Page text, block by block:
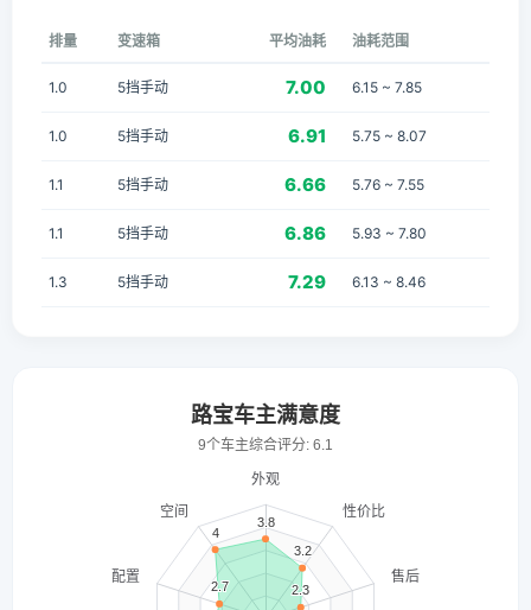
排量 变速箱 平均油耗 油耗范围
1.0 5挡手动 7.00 6.15 ~ 7.85
1.0 5挡手动 6.91 5.75 ~ 8.07
1.1 5挡手动 6.66 5.76 ~ 7.55
1.1 5挡手动 6.86 5.93 ~ 7.80
1.3 5挡手动 7.29 6.13 ~ 8.46